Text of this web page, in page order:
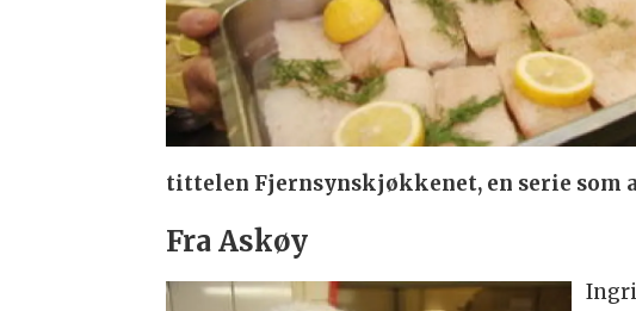
tittelen Fjernsynskjøkkenet, en serie som
Fra Askøy